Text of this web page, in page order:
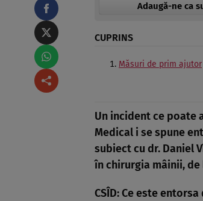
Adaugă-ne ca
CUPRINS
Măsuri de prim ajutor
Un incident ce poate
Medical i se spune
subiect cu dr. Daniel
în chirurgia mâinii,
CSÎD: Ce este entorsa